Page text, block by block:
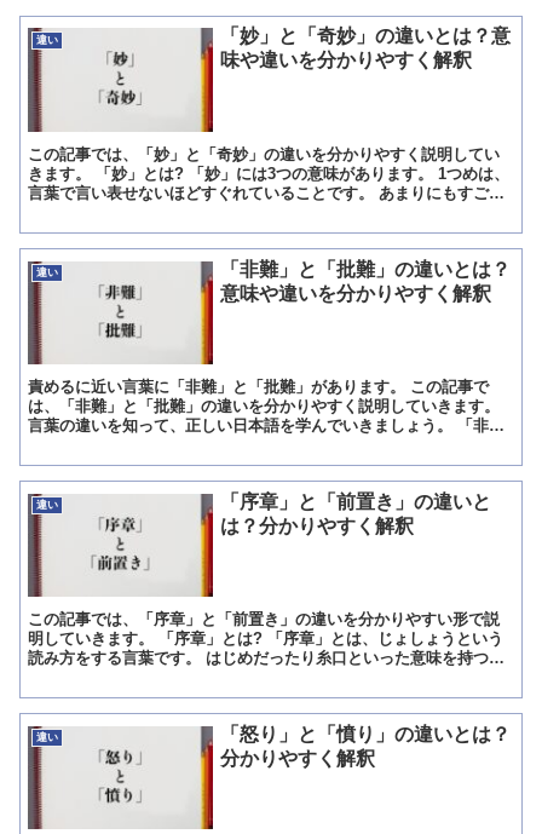
違い
「妙」と「奇妙」の違いとは？意
味や違いを分かりやすく解釈
この記事では、「妙」と「奇妙」の違いを分かりやすく説明してい
きます。 「妙」とは? 「妙」には3つの意味があります。 1つめは、
言葉で言い表せないほどすぐれていることです。 あまりにもすごい
違い
「非難」と「批難」の違いとは？
意味や違いを分かりやすく解釈
責めるに近い言葉に「非難」と「批難」があります。 この記事で
は、「非難」と「批難」の違いを分かりやすく説明していきます。
言葉の違いを知って、正しい日本語を学んでいきましょう。 「非
違い
「序章」と「前置き」の違いと
は？分かりやすく解釈
この記事では、「序章」と「前置き」の違いを分かりやすい形で説
明していきます。 「序章」とは? 「序章」とは、じょしょうという
読み方をする言葉です。 はじめだったり糸口といった意味を持つ序
違い
「怒り」と「憤り」の違いとは？
分かりやすく解釈